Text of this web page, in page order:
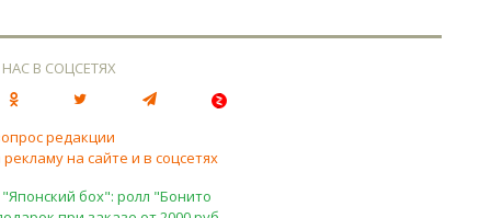
В СОЦСЕТЯХ
редакции
на сайте и в соцсетях
бох": ролл "Бонито